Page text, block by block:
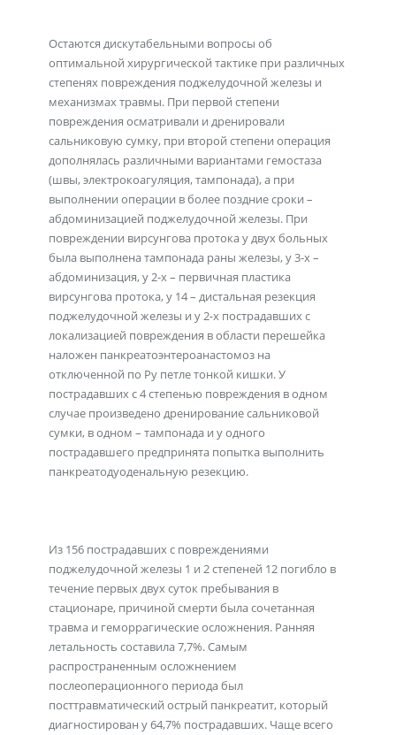
Остаются дискутабельными вопросы об
оптимальной хирургической тактике при различных
степенях повреждения поджелудочной железы и
механизмах травмы. При первой степени
повреждения осматривали и дренировали
сальниковую сумку, при второй степени операция
дополнялась различными вариантами гемостаза
(швы, электрокоагуляция, тампонада), а при
выполнении операции в более поздние сроки –
абдоминизацией поджелудочной железы. При
повреждении вирсунгова протока у двух больных
была выполнена тампонада раны железы, у 3-х –
абдоминизация, у 2-х – первичная пластика
вирсунгова протока, у 14 – дистальная резекция
поджелудочной железы и у 2-х пострадавших с
локализацией повреждения в области перешейка
наложен панкреатоэнтероанастомоз на
отключенной по Ру петле тонкой кишки. У
пострадавших с 4 степенью повреждения в одном
случае произведено дренирование сальниковой
сумки, в одном – тампонада и у одного
пострадавшего предпринята попытка выполнить
панкреатодуоденальную резекцию.
Из 156 пострадавших с повреждениями
поджелудочной железы 1 и 2 степеней 12 погибло в
течение первых двух суток пребывания в
стационаре, причиной смерти была сочетанная
травма и геморрагические осложнения. Ранняя
летальность составила 7,7%. Самым
распространенным осложнением
послеоперационного периода был
посттравматический острый панкреатит, который
диагностирован у 64,7% пострадавших. Чаще всего